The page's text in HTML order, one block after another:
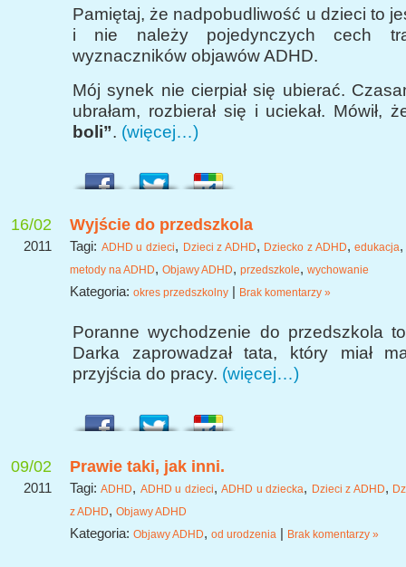
Pamiętaj, że nadpobudliwość u dzieci to
i nie należy pojedynczych cech
wyznaczników objawów ADHD.
Mój synek nie cierpiał się ubierać.
ubrałam, rozbierał się i uciekał. Mówił,
boli”. (więcej…)
16/02
2011
Wyjście do przedszkola
Tagi: ADHD u dzieci, Dzieci z ADHD, Dziecko z ADHD,edukacja
metody na ADHD, Objawy ADHD, przedszkole, wychowanie
Kategoria: okres przedszkolny | Brak komentarzy »
Poranne wychodzenie do przedszkola
Darka zaprowadzał tata, który miał
przyjścia do pracy. (więcej…)
09/02
2011
Prawie taki, jak inni.
Tagi:ADHD, ADHD u dzieci,ADHD u dziecka, Dzieci z ADHD,
z ADHD, Objawy ADHD
Kategoria: Objawy ADHD, od urodzenia | Brak komentarzy »